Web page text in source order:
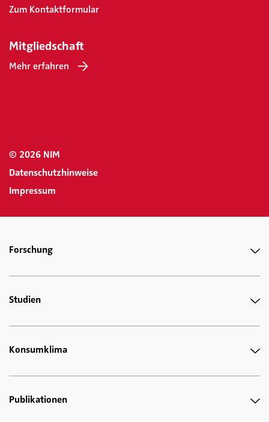
Zum Kontaktformular
Mitgliedschaft
Mehr erfahren
© 2026 NIM
Datenschutzhinweise
Impressum
Forschung
Studien
Konsumklima
Publikationen